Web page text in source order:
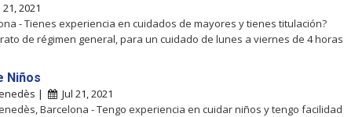
21, 2021
- Tienes experiencia en cuidados de mayores y tienes titulación?
de régimen general, para un cuidado de lunes a viernes de 4
Niños
|
Jul 21, 2021
Barcelona - Tengo experiencia en cuidar niños y tengo